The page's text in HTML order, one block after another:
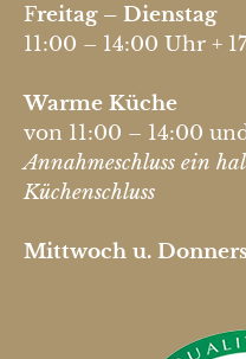
Freitag – Dienstag
11:00 – 14:00 Uhr +
Warme Küche
von 11:00 – 14:00
Annahmeschluss ein
Küchenschluss
Mittwoch u.